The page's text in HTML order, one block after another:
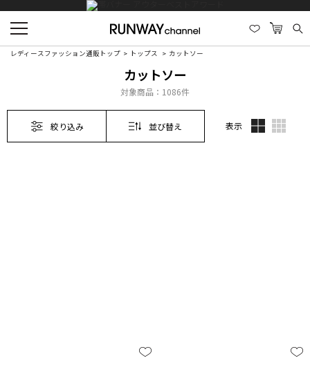
レディースファッション通販トップ トップス カットソー
カットソー
対象商品： 1086件
絞り込み 並び替え 表示